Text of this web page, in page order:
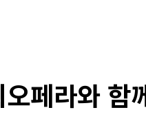
페라와